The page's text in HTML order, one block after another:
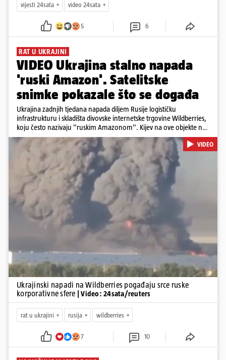
vijesti 24sata video 24sata
5 6
RAT U UKRAJINI
VIDEO Ukrajina stalno napada
'ruski Amazon'. Satelitske
snimke pokazale što se događa
Ukrajina zadnjih tjedana napada diljem Rusije logističku
infrastrukturu i skladišta divovske internetske trgovine Wildberries,
koju često nazivaju "ruskim Amazonom". Kijev na ove objekte ne
gleda samo kao na obična trgovačka skladišta, već tvrdi da ih ruske
snage koriste i za vojne potrebe, odnosno za skladištenje i
distribuciju dijelova za dronove i druge opreme koja se koristi u
ratu. S druge strane, napadi služe i kao izravan odgovor na ruska
bombardiranja ukrajinske poštanske i logističke infrastrukture te
kao način da se ekonomske posljedice rata prenesu dublje na ruski
teritorij i približe običnim građanima.
Pokretanje videa...
VIDEO
Ukrajinski napadi na Wildberries pogađaju srce ruske
korporativne sfere
| Video: 24sata/reuters
rat u ukrajini rusija wildberries
7 10